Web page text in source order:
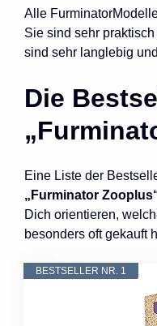
Alle
Sie sind sehr
sind sehr langlebig
Die
Eine Liste der
„Furminator
Dich orientieren,
besonders oft gekauft
BESTSELLER NR. 1